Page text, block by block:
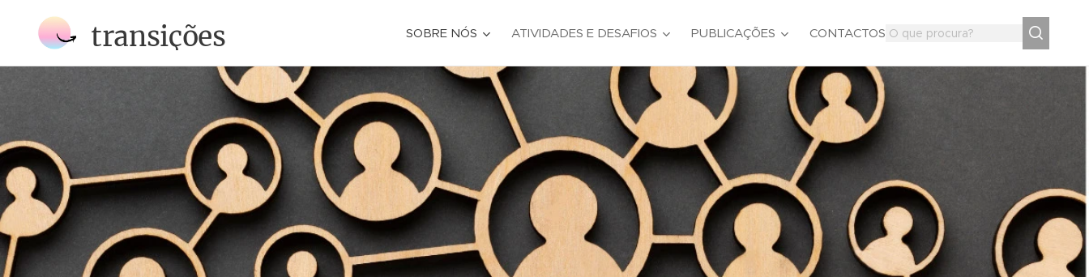
transições SOBRE NÓS ATIVIDADES E DESAFIOS PUBLICAÇÕES CONTACTOS